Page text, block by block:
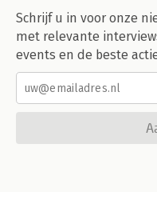
Schrijf u in voor onze
met relevante
events en de beste